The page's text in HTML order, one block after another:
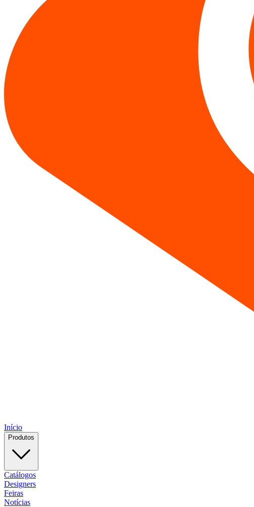
Início
Produtos
Catálogos
Designers
Feiras
Notícias